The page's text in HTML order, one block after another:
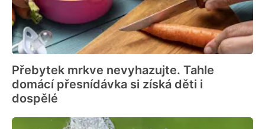
Přebytek mrkve nevyhazujte. Tahle
domácí přesnídávka si získá děti i
dospělé